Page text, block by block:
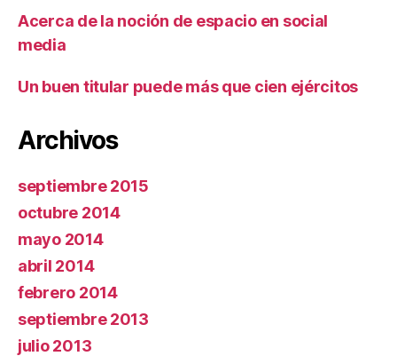
Acerca de la noción de espacio en social
media
Un buen titular puede más que cien ejércitos
Archivos
septiembre 2015
octubre 2014
mayo 2014
abril 2014
febrero 2014
septiembre 2013
julio 2013